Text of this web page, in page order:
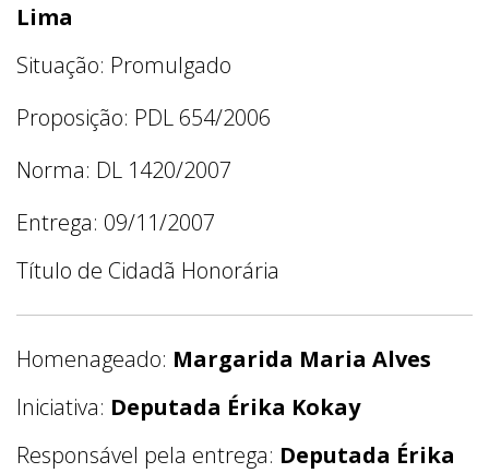
Lima
Situação: Promulgado
Proposição: PDL 654/2006
Norma: DL 1420/2007
Entrega: 09/11/2007
Título de Cidadã Honorária
Homenageado: Margarida Maria Alves
Iniciativa: Deputada Érika Kokay
Responsável pela entrega: Deputada Érika